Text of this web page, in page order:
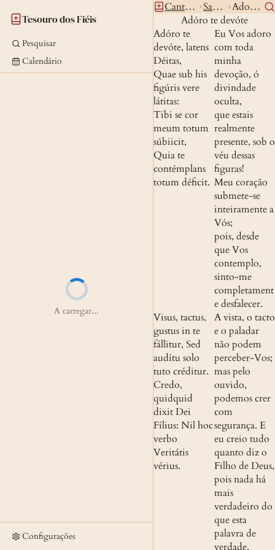
Tesouro dos Fiéis
Pesquisar
Calendário
A carregar...
Configurações
Canticos Sacros
Adorote
Adóro te devóte
Adóro te
devóte, latens
Déitas,
Quae sub his
figúris vere
látitas:
Tibi se cor
meum totum
súbiicit,
Quia te
contémplans
totum déficit.
Eu Vos adoro
com toda
minha
devoção, ó
divindade
oculta,
que estais
realmente
presente, sob o
véu dessas
figuras!
Meu coração
submete-se
inteiramente a
Vós;
pois, desde
que Vos
contemplo,
sinto-me
completament
e desfalecer.
Visus, tactus,
gustus in te
fállitur, Sed
audítu solo
tuto créditur.
Credo,
quidquid
dixit Dei
Fílius: Nil hoc
verbo
Veritátis
vérius.
A vista, o tacto
e o paladar
não podem
perceber-Vos;
mas pelo
ouvido,
podemos crer
com
segurança. E
eu creio tudo
quanto diz o
Filho de Deus,
pois nada há
mais
verdadeiro do
que esta
palavra de
verdade.